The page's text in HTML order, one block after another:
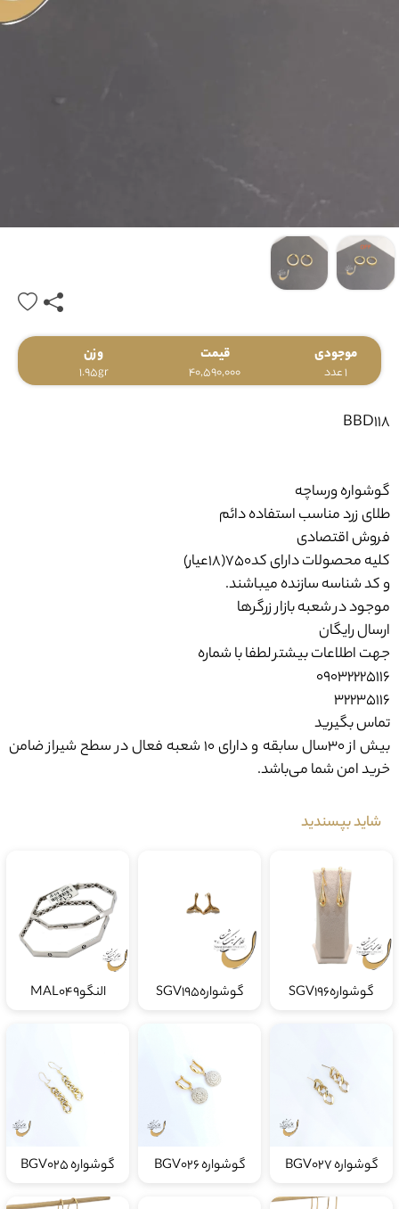
موجودی
1 عدد
قیمت
40,590,000
وزن
1.95gr
BBD118
گوشواره ورساچه
طلای زردمناسب استفاده دائم
فروش اقتصادی
کلیه محصولات دارای کد750(18عیار)
و کد شناسه سازنده میباشند.
موجود در شعبه بازار زرگرها
ارسال رایگان
جهت اطلاعات بیشتر لطفا با شماره
09032225116
۳۲۲۳۵۱۱۶
تماس بگیرید
بیش از ۳۰سال سابقه و دارای ۱۰ شعبه فعال در سطح شیراز ضامن
خرید امن شما می‌باشد.
شاید بپسندید
گوشوارهSGV196 گوشوارهSGV195 النگوMAL049
گوشواره BGV027 گوشواره BGV026 گوشواره BGV025